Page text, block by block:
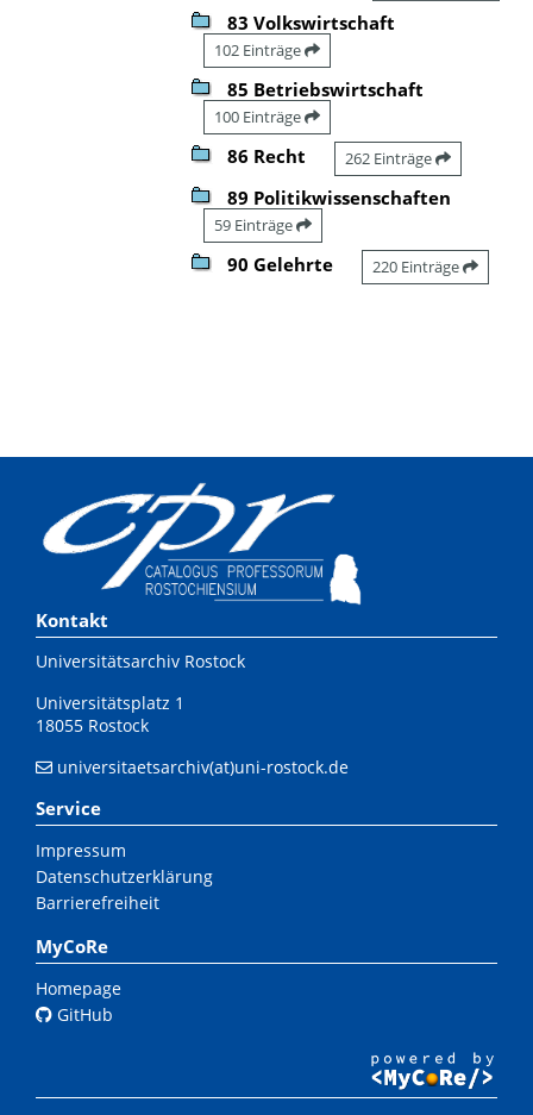
83 Volkswirtschaft
102 Einträge
85 Betriebswirtschaft
100 Einträge
86 Recht 262 Einträge
89 Politikwissenschaften
59 Einträge
90 Gelehrte 220 Einträge
Kontakt
Universitätsarchiv Rostock
Universitätsplatz 1
18055 Rostock
universitaetsarchiv(at)uni-rostock.de
Service
Impressum
Datenschutzerklärung
Barrierefreiheit
MyCoRe
Homepage
GitHub